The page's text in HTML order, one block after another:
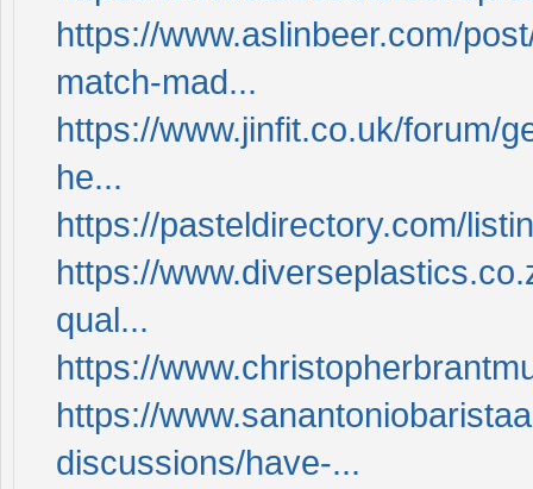
https://www.aslinbeer.com/
match-mad...
https://www.jinfit.co.uk/forum/
he...
https://pasteldirectory.com/
https://
qual...
https://
https://
discussions/have-...